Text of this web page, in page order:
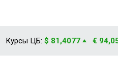
Курсы ЦБ: $ 81,4077 €